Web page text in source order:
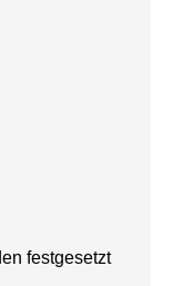
festgesetzt